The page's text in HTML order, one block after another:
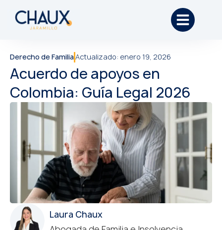
Derecho de FamiliaActualizado: enero 19, 2026
Acuerdo de apoyos en
Colombia: Guía Legal 2026
Laura Chaux